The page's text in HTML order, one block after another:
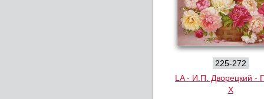
225-272
LA - И.П. Дворецкий -
X